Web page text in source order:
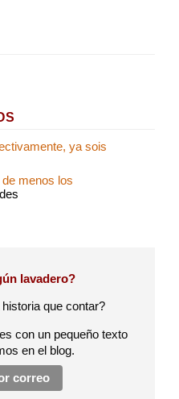
ya sois
menos los
lavadero?
que contar?
con un pequeño texto
en el blog.
correo